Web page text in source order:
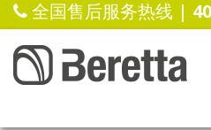
全国售后服务热线 |